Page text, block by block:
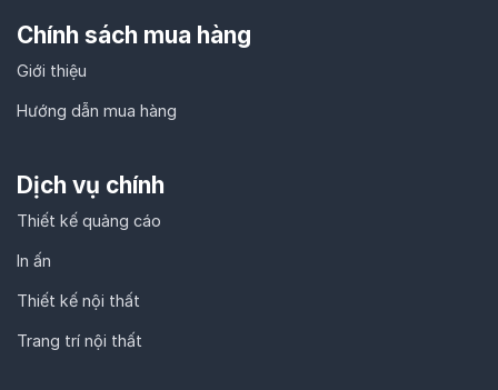
Chính sách mua hàng
Giới thiệu
Hướng dẫn mua hàng
Dịch vụ chính
Thiết kế quảng cáo
In ấn
Thiết kế nội thất
Trang trí nội thất